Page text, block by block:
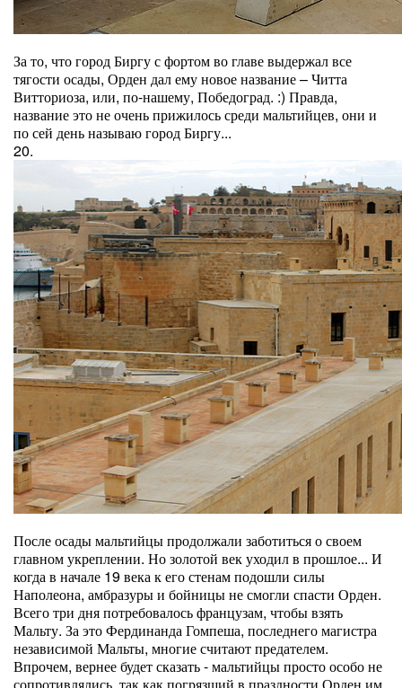
За то, что город Биргу с фортом во главе выдержал все
тягости осады, Орден дал ему новое название – Читта
Витториоза, или, по-нашему, Победоград. :) Правда,
название это не очень прижилось среди мальтийцев, они и
по сей день называю город Биргу...
20.
После осады мальтийцы продолжали заботиться о своем
главном укреплении. Но золотой век уходил в прошлое... И
когда в начале 19 века к его стенам подошли силы
Наполеона, амбразуры и бойницы не смогли спасти Орден.
Всего три дня потребовалось французам, чтобы взять
Мальту. За это Фердинанда Гомпеша, последнего магистра
независимой Мальты, многие считают предателем.
Впрочем, вернее будет сказать - мальтийцы просто особо не